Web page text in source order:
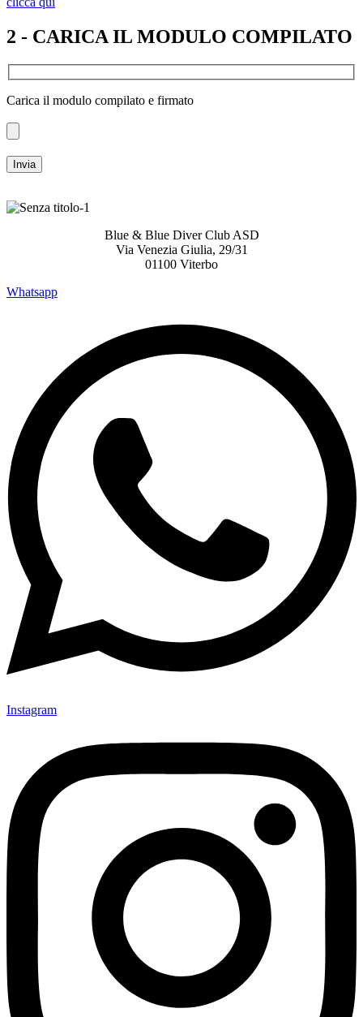
2 - CARICA IL MODULO COMPILATO
Carica il modulo compilato e firmato
Blue & Blue Diver Club ASD
Via Venezia Giulia, 29/31
01100 Viterbo
Whatsapp
Instagram